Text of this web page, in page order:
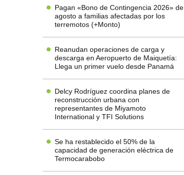
Pagan «Bono de Contingencia 2026» de
agosto a familias afectadas por los
terremotos (+Monto)
Reanudan operaciones de carga y
descarga en Aeropuerto de Maiquetía:
Llega un primer vuelo desde Panamá
Delcy Rodríguez coordina planes de
reconstrucción urbana con
representantes de Miyamoto
International y TFI Solutions
Se ha restablecido el 50% de la
capacidad de generación eléctrica de
Termocarabobo